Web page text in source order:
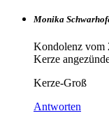
Monika
Kondolenz vom
Kerze
Kerze-Groß
Antworten